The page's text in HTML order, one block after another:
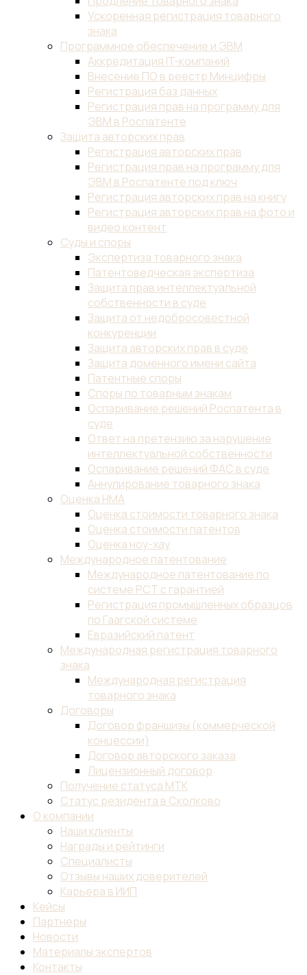
Ускоренная регистрация товарного
знака
Программное обеспечение и ЭВМ
Аккредитация IT-компаний
Внесение ПО в реестр Минцифры
Регистрация баз данных
Регистрация прав на программу для
ЭВМ в Роспатенте
Защита авторских прав
Регистрация авторских прав
Регистрация прав на программу для
ЭВМ в Роспатенте под ключ
Регистрация авторских прав на книгу
Регистрация авторских прав на фото и
видео контент
Суды и споры
Экспертиза товарного знака
Патентоведческая экспертиза
Защита прав интеллектуальной
собственности в суде
Защита от недобросовестной
конкуренции
Защита авторских прав в суде
Защита доменного имени сайта
Патентные споры
Споры по товарным знакам
Оспаривание решений Роспатента в
суде
Ответ на претензию за нарушение
интеллектуальной собственности
Оспаривание решений ФАС в суде
Аннулирование товарного знака
Оценка НМА
Оценка стоимости товарного знака
Оценка стоимости патентов
Оценка ноу-хау
Международное патентование
Международное патентование по
системе PCT с гарантией
Регистрация промышленных образцов
по Гаагской системе
Евразийский патент
Международная регистрация товарного
знака
Международная регистрация
товарного знака
Договоры
Договор франшизы (коммерческой
концессии)
Договор авторского заказа
Лицензионный договор
Получение статуса МТК
Статус резидента в Сколково
О компании
Наши клиенты
Награды и рейтинги
Специалисты
Отзывы наших доверителей
Карьера в ИИП
Кейсы
Партнеры
Новости
Материалы экспертов
Контакты